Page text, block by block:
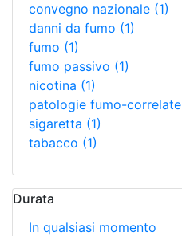
convegno nazionale (1)
danni da fumo (1)
fumo (1)
fumo passivo (1)
nicotina (1)
patologie fumo-correlate
sigaretta (1)
tabacco (1)
Durata
In qualsiasi momento